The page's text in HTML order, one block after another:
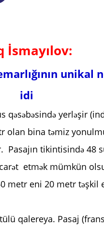
İsmayılov:
unikal
idi
qəsəbəsində yerləşir
olan bina təmiz
tikintisində 48
etmək mümkün
metr eni 20 metr təşkil
qalereya. Pasaj